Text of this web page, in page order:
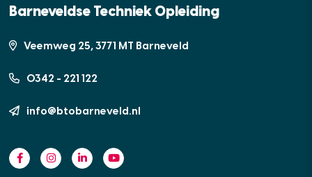
Barneveldse Techniek Opleiding
Veemweg 25, 3771 MT Barneveld
0342 - 221 122
info@btobarneveld.nl